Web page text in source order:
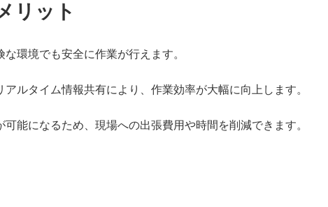
リット
環境でも安全に作業が行えます。
ルタイム情報共有により、作業効率が大幅に向上します。
能になるため、現場への出張費用や時間を削減できます。